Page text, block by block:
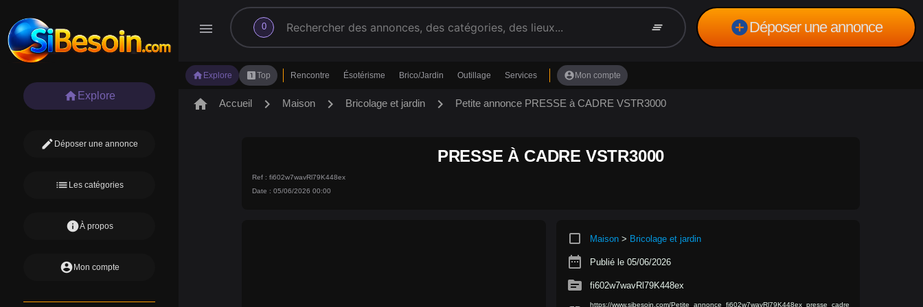
menu 0
search clear_all add_circleDéposer une annonce
home Explore looks_oneTop Rencontre Ésotérisme Brico/Jardin Outillage Services account_circle Mon compte
home Explore
edit Déposer une annonce
list Les catégories
infoÀ propos
account_circle Mon compte
home Accueil chevron_right Maison chevron_right Bricolage et jardin chevron_right Petite annonce PRESSE à CADRE VSTR3000
PRESSE À CADRE VSTR3000
Ref : fi602w7wavRl79K448ex
Date : 05/06/2026 00:00
crop_square Maison> Bricolage et jardin
date_range Publié le 05/06/2026
source fi602w7wavRl79K448ex
https://www.sibesoin.com/Petite_annonce_fi602w7wavRl79K448ex_presse_cadre